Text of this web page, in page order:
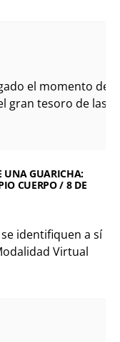
el momento de
gran tesoro de las
UNA GUARICHA:
CUERPO / 8 DE
identifiquen a sí
Virtual